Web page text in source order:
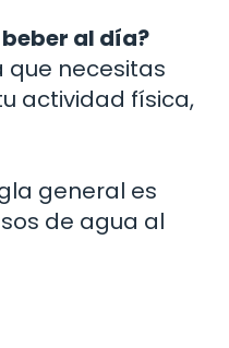
al día?
que necesitas
actividad física,
general es
de agua al